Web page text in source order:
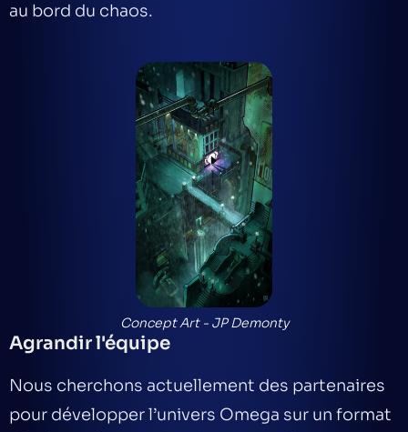
au bord du chaos.
Concept Art - JP Demonty
Agrandir l'équipe
Nous cherchons actuellement des partenaires
pour développer l’univers Omega sur un format